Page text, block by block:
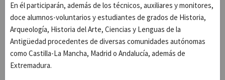
En él participarán, además de los técnicos, auxiliares y monitores,
doce alumnos-voluntarios y estudiantes de grados de Historia,
Arqueología, Historia del Arte, Ciencias y Lenguas de la
Antigüedad procedentes de diversas comunidades autónomas
como Castilla-La Mancha, Madrid o Andalucía, además de
Extremadura.